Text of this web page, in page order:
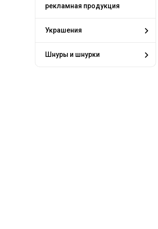
рекламная продукция
Украшения
Шнуры и шнурки